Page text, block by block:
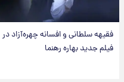
فقیهه سلطانی و افسانه چهره‌آزاد در
فیلم جدید بهاره رهنما